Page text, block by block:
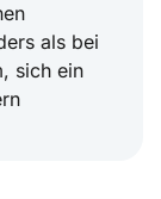
als bei
sich ein